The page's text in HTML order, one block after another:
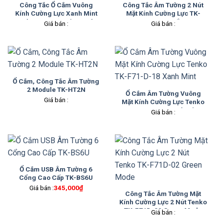
Công Tắc Ổ Cắm Vuông
Kính Cường Lực Xanh Mint
Tenko TK-F71D Mint Mode
Giá bán :
Công Tắc Âm Tường 2 Nút
Mặt Kính Cường Lực TK-
F71-D-02 Trắng
Giá bán :
Ổ Cắm, Công Tắc Âm Tường
2 Module TK-HT2N
Giá bán :
Ổ Cắm Âm Tường Vuông
Mặt Kính Cường Lực Tenko
TK-F71-D-18 Xanh Mint
Giá bán :
Ổ Cắm USB Âm Tường 6
Cổng Cao Cấp TK-BS6U
Giá bán :345,000₫
Công Tắc Âm Tường Mặt
Kính Cường Lực 2 Nút Tenko
TK-F71D-02 Green Mode
Giá bán :